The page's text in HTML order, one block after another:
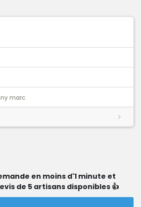
marc
en moins d'1 minute et
de 5 artisans disponibles 👍